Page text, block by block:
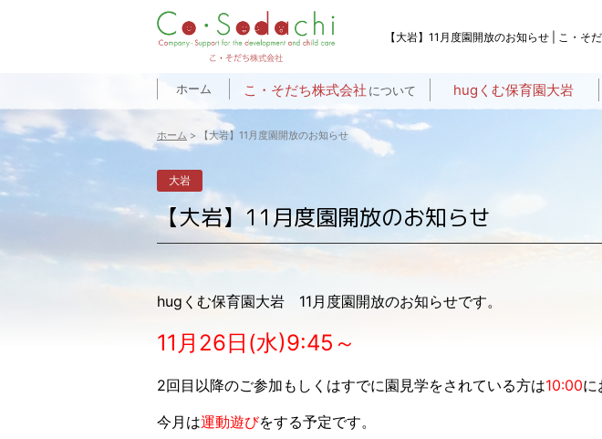
【大岩】11月度園開放のお知らせ | こ・そ
ホーム こ・そだち株式会社 について
事業理念
会社概要
hugくむ保育園大岩
ホーム > 【大岩】11月度園開放のお知らせ
大岩
【大岩】11月度園開放のお知らせ
hugくむ保育園大岩 11月度園開放のお知らせです。
11月26日(水)9:45～
2回目以降のご参加もしくはすでに園見学をされている方は10:00に
今月は運動遊びをする予定です。